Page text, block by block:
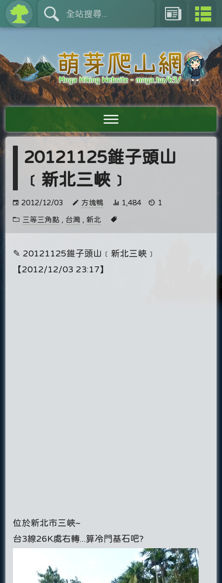
20121125錐子頭山
﹝新北三峽﹞
2012/12/03 方塊鴨 1,484 1
三等三角點 , 台灣 , 新北
✎ 20121125錐子頭山﹝新北三峽﹞
【2012/12/03 23:17】
位於新北市三峽~
台3線26K處右轉...算冷門基石吧?